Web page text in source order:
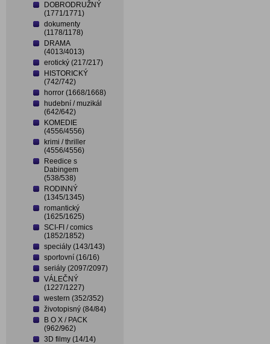
DOBRODRUŽNÝ
(1771/1771)
dokumenty
(1178/1178)
DRAMA
(4013/4013)
erotický (217/217)
HISTORICKÝ
(742/742)
horror (1668/1668)
hudební / muzikál
(642/642)
KOMEDIE
(4556/4556)
krimi / thriller
(4556/4556)
Reedice s
Dabingem
(538/538)
RODINNÝ
(1345/1345)
romantický
(1625/1625)
SCI-FI / comics
(1852/1852)
speciály (143/143)
sportovní (16/16)
seriály (2097/2097)
VÁLEČNÝ
(1227/1227)
western (352/352)
životopisný (84/84)
B O X / PACK
(962/962)
3D filmy (14/14)